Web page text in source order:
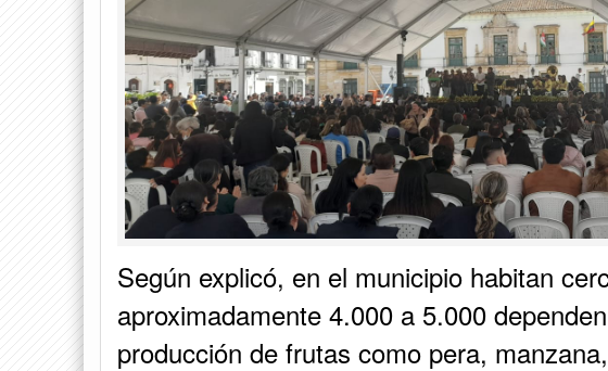
Según explicó, en el municipio habitan
aproximadamente 4.000 a 5.000
producción de frutas como pera,